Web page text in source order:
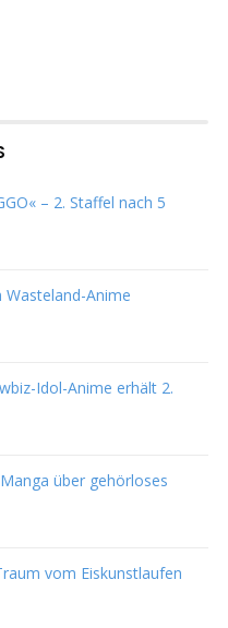
– 2. Staffel nach 5
Wasteland-Anime
Idol-Anime erhält 2.
über gehörloses
vom Eiskunstlaufen